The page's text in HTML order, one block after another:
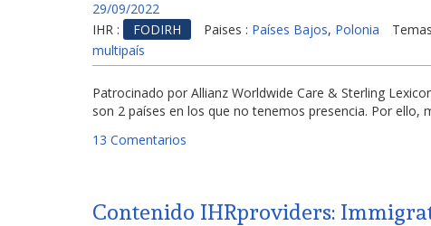
29/09/2022
IHR :
FODIRH Paises : Países Bajos, Polonia
multipaís
Patrocinado por Allianz Worldwide Care & Sterling
son 2 países en los que no tenemos presencia. Por
13 Comentarios
Contenido IHRproviders: